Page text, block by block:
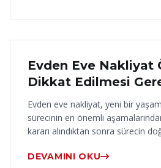
16 Haziran 2026
Evden Eve Nakliyat
Dikkat Edilmesi
Evden eve nakliyat, yeni bir
sürecinin en önemli
kararı alındıktan sonra sürecin
DEVAMINI OKU